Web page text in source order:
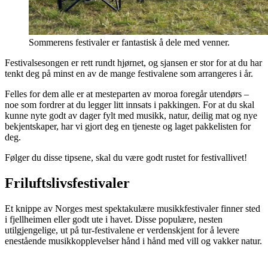
Sommerens festivaler er fantastisk å dele med venner.
Festivalsesongen er rett rundt hjørnet, og sjansen er stor for at du har
tenkt deg på minst en av de mange festivalene som arrangeres i år.
Felles for dem alle er at mesteparten av moroa foregår utendørs –
noe som fordrer at du legger litt innsats i pakkingen. For at du skal
kunne nyte godt av dager fylt med musikk, natur, deilig mat og nye
bekjentskaper, har vi gjort deg en tjeneste og laget pakkelisten for
deg.
Følger du disse tipsene, skal du være godt rustet for festivallivet!
Friluftslivsfestivaler
Et knippe av Norges mest spektakulære musikkfestivaler finner sted
i fjellheimen eller godt ute i havet. Disse populære, nesten
utilgjengelige, ut på tur-festivalene er verdenskjent for å levere
enestående musikkopplevelser hånd i hånd med vill og vakker natur.